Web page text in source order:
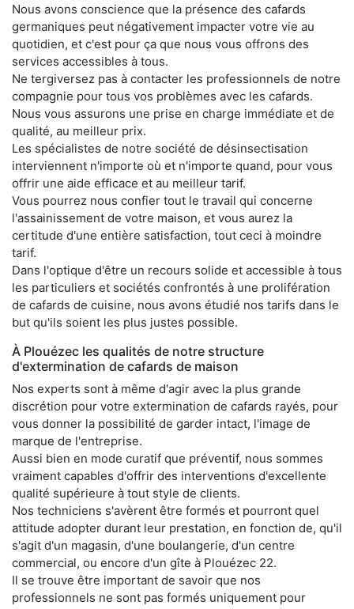
Nous avons conscience que la présence des cafards
germaniques peut négativement impacter votre vie au
quotidien, et c'est pour ça que nous vous offrons des
services accessibles à tous.
Ne tergiversez pas à contacter les professionnels de notre
compagnie pour tous vos problèmes avec les cafards.
Nous vous assurons une prise en charge immédiate et de
qualité, au meilleur prix.
Les spécialistes de notre société de désinsectisation
interviennent n'importe où et n'importe quand, pour vous
offrir une aide efficace et au meilleur tarif.
Vous pourrez nous confier tout le travail qui concerne
l'assainissement de votre maison, et vous aurez la
certitude d'une entière satisfaction, tout ceci à moindre
tarif.
Dans l'optique d'être un recours solide et accessible à tous
les particuliers et sociétés confrontés à une prolifération
de cafards de cuisine, nous avons étudié nos tarifs dans le
but qu'ils soient les plus justes possible.
À Plouézec les qualités de notre structure
d'extermination de cafards de maison
Nos experts sont à même d'agir avec la plus grande
discrétion pour votre extermination de cafards rayés, pour
vous donner la possibilité de garder intact, l'image de
marque de l'entreprise.
Aussi bien en mode curatif que préventif, nous sommes
vraiment capables d'offrir des interventions d'excellente
qualité supérieure à tout style de clients.
Nos techniciens s'avèrent être formés et pourront quel
attitude adopter durant leur prestation, en fonction de, qu'il
s'agit d'un magasin, d'une boulangerie, d'un centre
commercial, ou encore d'un gîte à Plouézec 22.
Il se trouve être important de savoir que nos
professionnels ne sont pas formés uniquement pour